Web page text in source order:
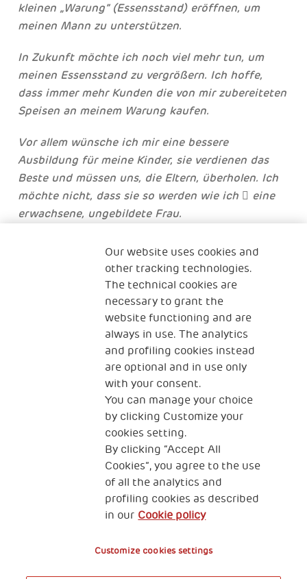
kleinen „Warung” (Essensstand) eröffnen, um
meinen Mann zu unterstützen.
In Zukunft möchte ich noch viel mehr tun, um
meinen Essensstand zu vergrößern. Ich hoffe,
dass immer mehr Kunden die von mir zubereiteten
Speisen an meinem Warung kaufen.
Vor allem wünsche ich mir eine bessere
Ausbildung für meine Kinder, sie verdienen das
Beste und müssen uns, die Eltern, überholen. Ich
möchte nicht, dass sie so werden wie ich  eine
erwachsene, ungebildete Frau.
Ana erhielt Unterstützung von unserem Partner
Hope Worldwide Indonesia. Nach der Teilnahme am
Programm der „Samstagsakademie″ konnte sie ihr
Leben und die Zukunft ihrer Kinder verbessern.
Weitere Informationen über unseren Partner in
Indonesien finden Sie
www.hopeindonesia.org/
Our website uses cookies and
other tracking technologies.
The technical cookies are
necessary to grant the
website functioning and are
always in use. The analytics
and profiling cookies instead
are optional and in use only
with your consent.
You can manage your choice
by clicking Customize your
cookies setting.
By clicking “Accept All
Cookies”, you agree to the use
of all the analytics and
profiling cookies as described
in our Cookie policy
Customize cookies settings